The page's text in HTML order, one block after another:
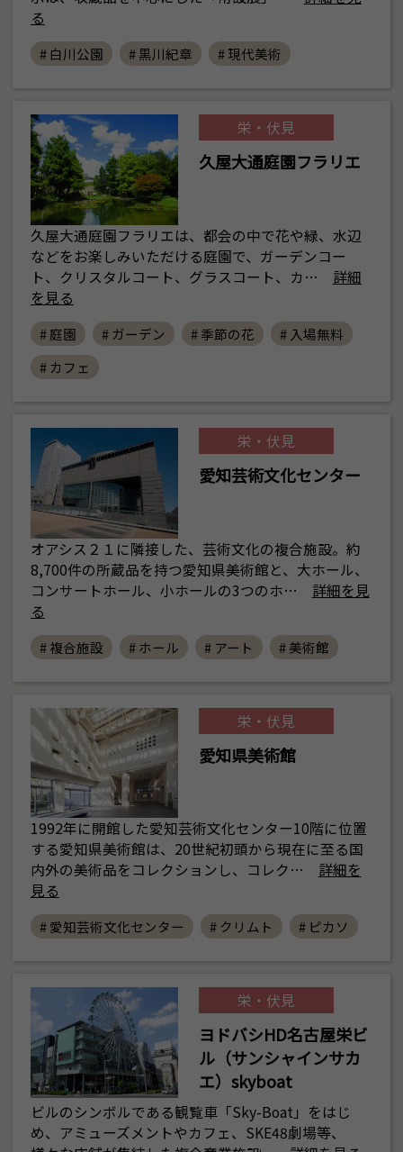
る
# 白川公園 # 黒川紀章 # 現代美術
栄・伏見
久屋大通庭園フラリエ
久屋大通庭園フラリエは、都会の中で花や緑、水辺
などをお楽しみいただける庭園で、ガーデンコー
ト、クリスタルコート、グラスコート、カ…
詳細
を見る
# 庭園 # ガーデン # 季節の花
# 入場無料
# カフェ
栄・伏見
愛知芸術文化センター
オアシス２１に隣接した、芸術文化の複合施設。約
8,700件の所蔵品を持つ愛知県美術館と、大ホール、
コンサートホール、小ホールの3つのホ…
詳細を見
る
# 複合施設 # ホール # アート # 美術館
栄・伏見
愛知県美術館
1992年に開館した愛知芸術文化センター10階に位置
する愛知県美術館は、20世紀初頭から現在に至る国
内外の美術品をコレクションし、コレク…
詳細を
見る
# 愛知芸術文化センター # クリムト # ピカソ
栄・伏見
ヨドバシHD名古屋栄ビ
ル（サンシャインサカ
エ）skyboat
ビルのシンボルである観覧車「Sky-Boat」をはじ
め、アミューズメントやカフェ、SKE48劇場等、